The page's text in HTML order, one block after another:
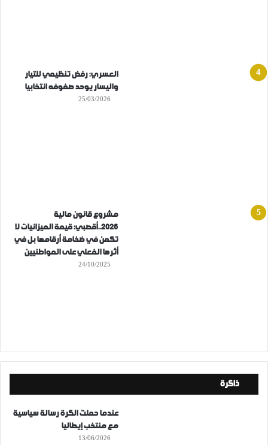
العسري: رفض تنظيمي للتيار
واليسار يوحد صفوفه انتخابيا
25/03/2026
مشروع قانون مالية
2026..أقصبي: قيمة الميزانيات لا
تكمن في ضخامة أرقامها بل في
أثرها الفعلي على المواطنيين
24/10/2025
ذاكرة
عندما حملت الكرة رسالة سياسية
مع منتخب إيطاليا
13/06/2026